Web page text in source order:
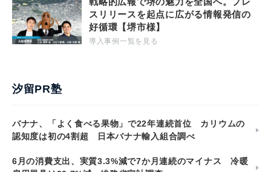
スリリースを起点に広がる情報発信の
好循環【堺市様】
導入事例一覧を見る
汐留PR塾
バナナ、「よく食べる果物」で22年連続首位 カリウムの
認知度は初の4割超 日本バナナ輸入組合調べ
6月の消費支出、実質3.3%減で7か月連続のマイナス 冷暖